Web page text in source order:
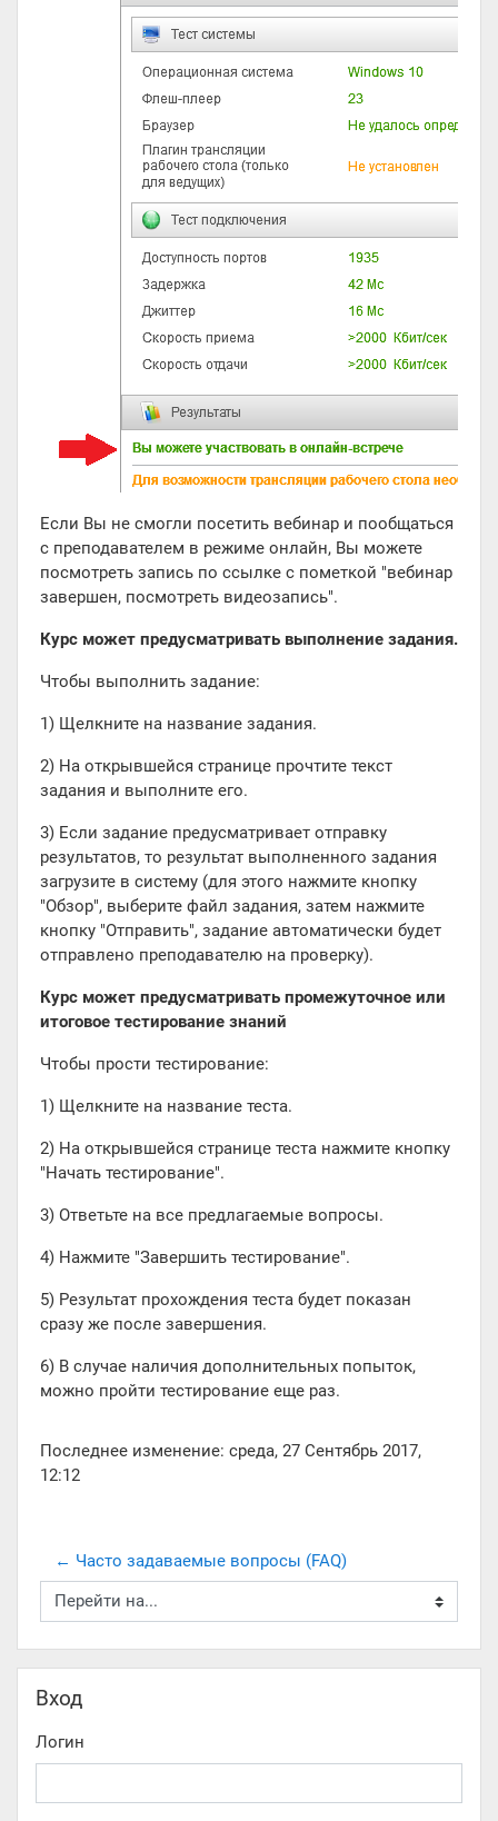
Если Вы не смогли посетить вебинар и пообщаться
с преподавателем в режиме онлайн, Вы можете
посмотреть запись по ссылке с пометкой "вебинар
завершен, посмотреть видеозапись".
Курс может предусматривать выполнение задания.
Чтобы выполнить задание:
1) Щелкните на название задания.
2) На открывшейся странице прочтите текст
задания и выполните его.
3) Если задание предусматривает отправку
результатов, то результат выполненного задания
загрузите в систему (для этого нажмите кнопку
"Обзор", выберите файл задания, затем нажмите
кнопку "Отправить", задание автоматически будет
отправлено преподавателю на проверку).
Курс может предусматривать промежуточное или
итоговое тестирование знаний
Чтобы прости тестирование:
1) Щелкните на название теста.
2) На открывшейся странице теста нажмите кнопку
"Начать тестирование".
3) Ответьте на все предлагаемые вопросы.
4) Нажмите "Завершить тестирование".
5) Результат прохождения теста будет показан
сразу же после завершения.
6) В случае наличия дополнительных попыток,
можно пройти тестирование еще раз.
Последнее изменение: среда, 27 Сентябрь 2017,
12:12
← Часто задаваемые вопросы (FAQ)
Перейти на...
Вход
Логин